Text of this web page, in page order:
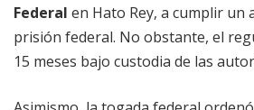
Federal en Hato Rey, a cumplir un
prisión federal. No obstante, el
15 meses bajo custodia de las